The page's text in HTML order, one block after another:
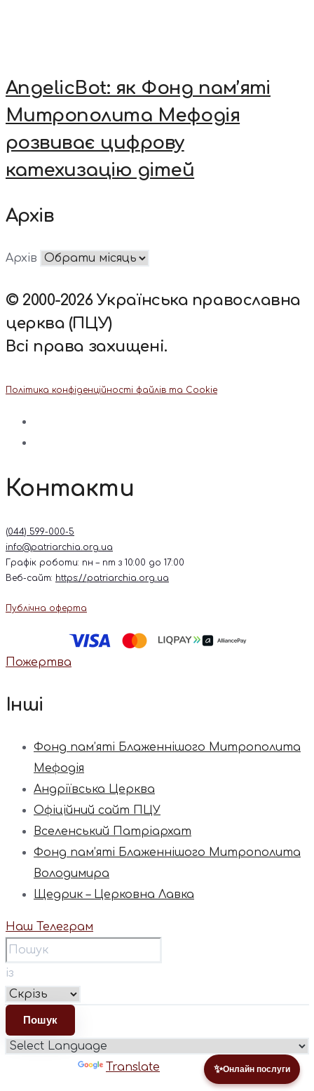
✨Онлайн послуги
AngelicBot: як Фонд пам’яті
Митрополита Мефодія
розвиває цифрову
катехизацію дітей
Архів
Архів
© 2000-2026 Українська православна
церква (ПЦУ)
Всі права захищені.
Політика конфіденційності файлів та Cookie
Контакти
(044) 599-000-5
info@patriarchia.org.ua
Графік роботи: пн – пт з 10:00 до 17:00
Веб-сайт: https://patriarchia.org.ua
Публічна оферта
Пожертва
Інші
Фонд пам’яті Блаженнішого Митрополита
Мефодія
Андріївська Церква
Офіційний сайт ПЦУ
Вселенський Патріархат
Фонд пам’яті Блаженнішого Митрополита
Володимира
Щедрик – Церковна Лавка
Наш Телеграм
із
Translate